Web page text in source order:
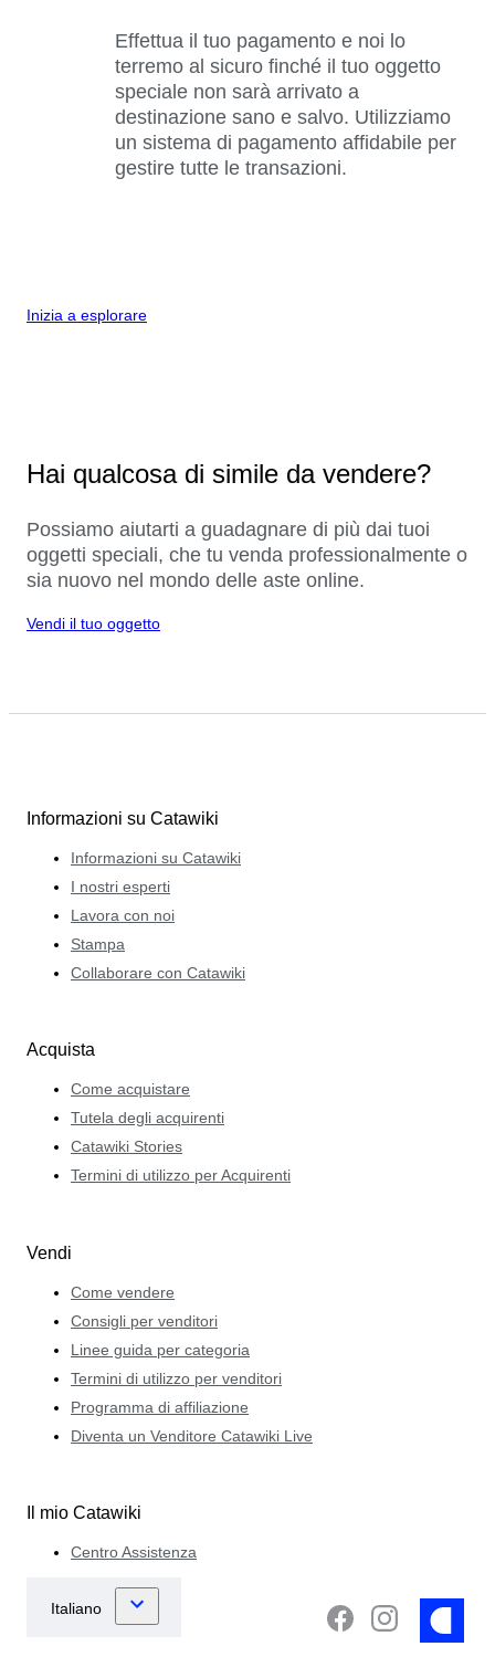
Effettua il tuo pagamento e noi lo
terremo al sicuro finché il tuo oggetto
speciale non sarà arrivato a
destinazione sano e salvo. Utilizziamo
un sistema di pagamento affidabile per
gestire tutte le transazioni.
Inizia a esplorare
Hai qualcosa di simile da vendere?
Possiamo aiutarti a guadagnare di più dai tuoi
oggetti speciali, che tu venda professionalmente o
sia nuovo nel mondo delle aste online.
Vendi il tuo oggetto
Informazioni su Catawiki
Informazioni su Catawiki
I nostri esperti
Lavora con noi
Stampa
Collaborare con Catawiki
Acquista
Come acquistare
Tutela degli acquirenti
Catawiki Stories
Termini di utilizzo per Acquirenti
Vendi
Come vendere
Consigli per venditori
Linee guida per categoria
Termini di utilizzo per venditori
Programma di affiliazione
Diventa un Venditore Catawiki Live
Il mio Catawiki
Centro Assistenza